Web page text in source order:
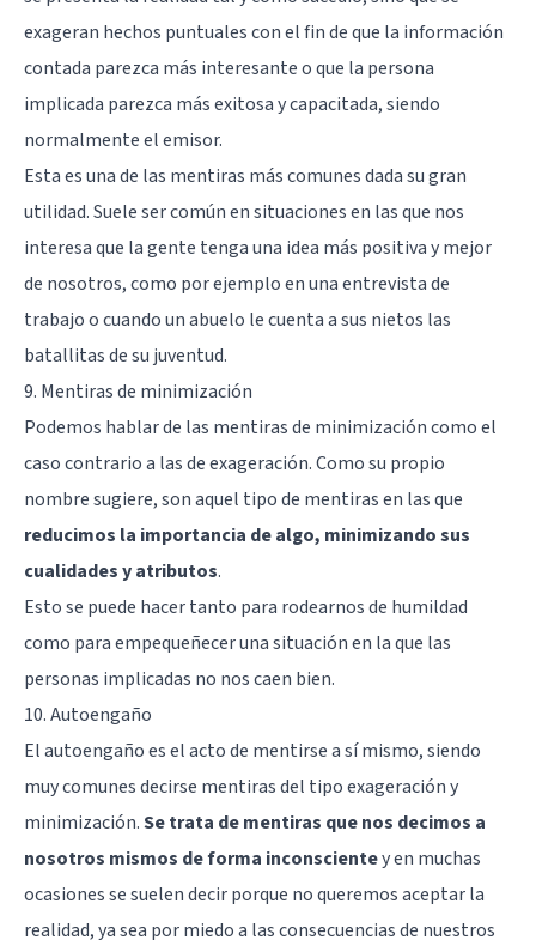
exageran hechos puntuales con el fin de que la información
contada parezca más interesante o que la persona
implicada parezca más exitosa y capacitada, siendo
normalmente el emisor.
Esta es una de las mentiras más comunes dada su gran
utilidad. Suele ser común en situaciones en las que nos
interesa que la gente tenga una idea más positiva y mejor
de nosotros, como por ejemplo en una entrevista de
trabajo o cuando un abuelo le cuenta a sus nietos las
batallitas de su juventud.
9. Mentiras de minimización
Podemos hablar de las mentiras de minimización como el
caso contrario a las de exageración. Como su propio
nombre sugiere, son aquel tipo de mentiras en las que
reducimos la importancia de algo, minimizando sus
cualidades y atributos.
Esto se puede hacer tanto para rodearnos de humildad
como para empequeñecer una situación en la que las
personas implicadas no nos caen bien.
10. Autoengaño
El autoengaño es el acto de mentirse a sí mismo, siendo
muy comunes decirse mentiras del tipo exageración y
minimización.Se trata de mentiras que nos decimos a
nosotros mismos de forma inconscientey en muchas
ocasiones se suelen decir porque no queremos aceptar la
realidad, ya sea por miedo a las consecuencias de nuestros